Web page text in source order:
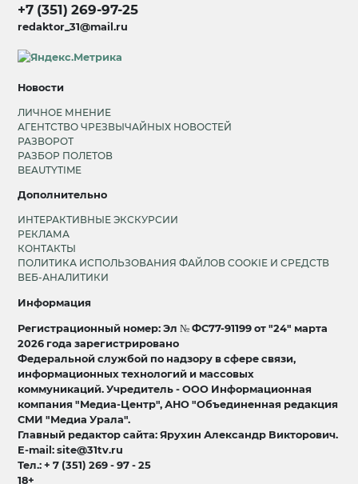
+7 (351) 269-97-25
redaktor_31@mail.ru
Новости
ЛИЧНОЕ МНЕНИЕ
АГЕНТСТВО ЧРЕЗВЫЧАЙНЫХ НОВОСТЕЙ
РАЗВОРОТ
РАЗБОР ПОЛЕТОВ
BEAUTYTIME
Дополнительно
ИНТЕРАКТИВНЫЕ ЭКСКУРСИИ
РЕКЛАМА
КОНТАКТЫ
ПОЛИТИКА ИСПОЛЬЗОВАНИЯ ФАЙЛОВ COOKIE И СРЕДСТВ
ВЕБ-АНАЛИТИКИ
Информация
Регистрационный номер: Эл № ФС77-91199 от "24" марта
2026 года зарегистрировано
Федеральной службой по надзору в сфере связи,
информационных технологий и массовых
коммуникаций. Учредитель - ООО Информационная
компания "Медиа-Центр", АНО "Объединенная редакция
СМИ "Медиа Урала".
Главный редактор сайта: Ярухин Александр Викторович.
E-mail: site@31tv.ru
Тел.: + 7 (351) 269 - 97 - 25
18+